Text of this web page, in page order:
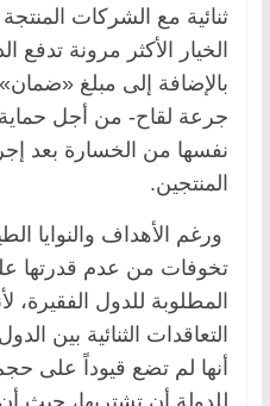
ثنائية مع الشركات
الخيار الأكثر مرونة تدفع
بالإضافة إلى مبلغ
جرعة لقاح- من أجل
نفسها من الخسارة بعد
المنتجين.
ورغم الأهداف والنوايا
تخوفات من عدم قدرتها
المطلوبة للدول الفقيرة،
التعاقدات الثنائية بين
أنها لم تضع قيوداً على
للدولة أن تشتريها، حيث